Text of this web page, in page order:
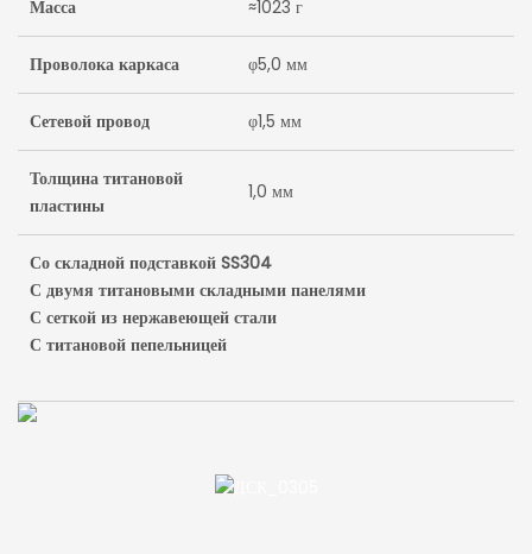
Масса ≈1023 г
Проволока каркаса φ5,0 мм
Сетевой провод φ1,5 мм
Толщина титановой
пластины
1,0 мм
Со складной подставкой SS304
С двумя титановыми складными панелями
С сеткой из нержавеющей стали
С титановой пепельницей